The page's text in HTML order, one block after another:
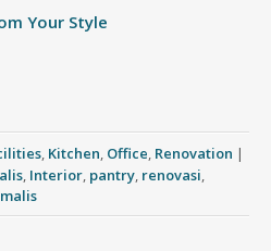
Your Style
, Kitchen, Office, Renovation |
, Interior, pantry, renovasi,